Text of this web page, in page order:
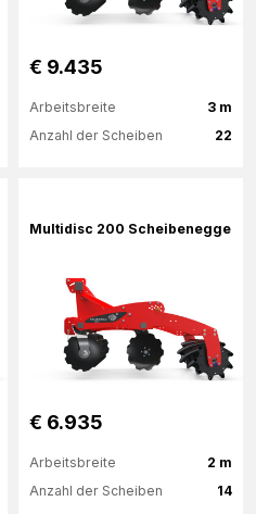
€ 9.435
3 m
Arbeitsbreite
22
Anzahl der Scheiben
Multidisc 200 Scheibenegge
€ 6.935
2 m
Arbeitsbreite
14
Anzahl der Scheiben